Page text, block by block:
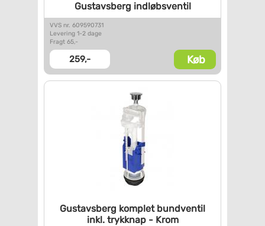
Gustavsberg indløbsventil
VVS nr. 609590731
Levering 1-2 dage
Fragt 65,-
259,- Køb
Gustavsberg komplet bundventil
inkl. trykknap - Krom